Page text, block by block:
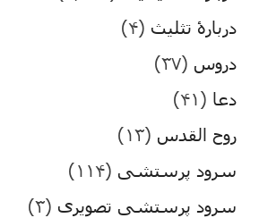
دربارۀ تثلیث (۴)
دروس (۳۷)
دعا (۴۱)
روح القدس (۱۳)
سرود پرستشی (۱۱۴)
سرود پرستشی تصویری (۳)